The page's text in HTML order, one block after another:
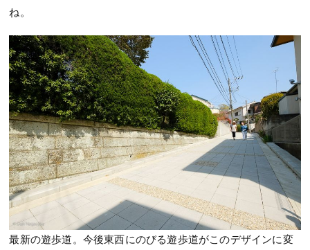
ね。
最新の遊歩道。今後東西にのびる遊歩道がこのデザインに変